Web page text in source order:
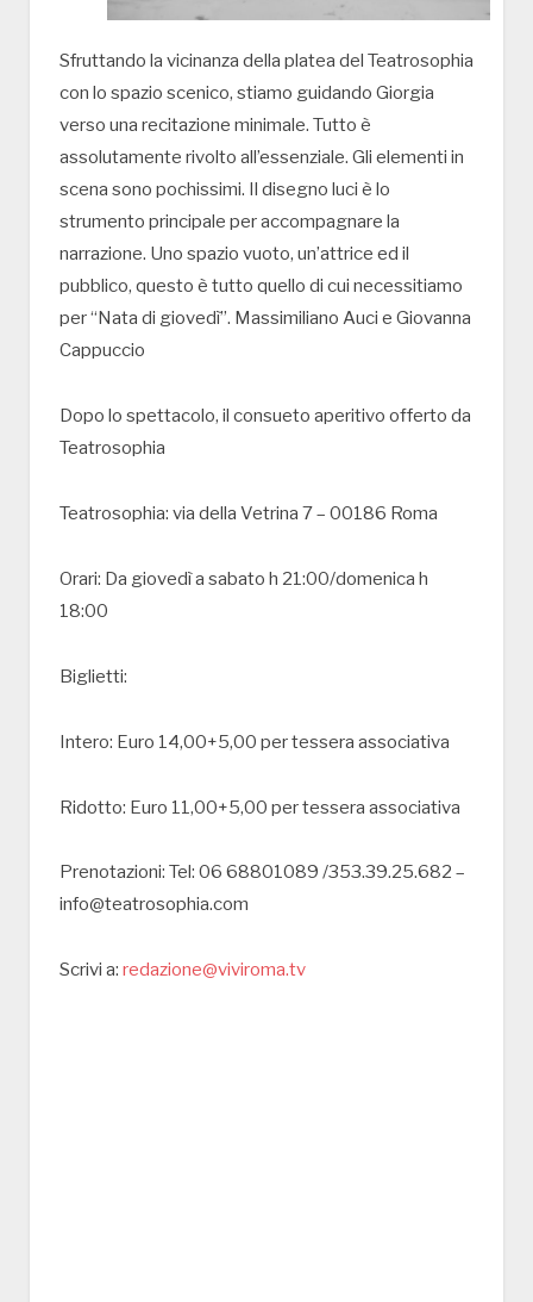
Sfruttando la vicinanza della platea del Teatrosophia
con lo spazio scenico, stiamo guidando Giorgia
verso una recitazione minimale. Tutto è
assolutamente rivolto all’essenziale. Gli elementi in
scena sono pochissimi. Il disegno luci è lo
strumento principale per accompagnare la
narrazione. Uno spazio vuoto, un’attrice ed il
pubblico, questo è tutto quello di cui necessitiamo
per “Nata di giovedì”. Massimiliano Auci e Giovanna
Cappuccio
Dopo lo spettacolo, il consueto aperitivo offerto da
Teatrosophia
Teatrosophia: via della Vetrina 7 – 00186 Roma
Orari: Da giovedì a sabato h 21:00/domenica h
18:00
Biglietti:
Intero: Euro 14,00+5,00 per tessera associativa
Ridotto: Euro 11,00+5,00 per tessera associativa
Prenotazioni: Tel: 06 68801089 /353.39.25.682 –
info@teatrosophia.com
Scrivi a: redazione@viviroma.tv